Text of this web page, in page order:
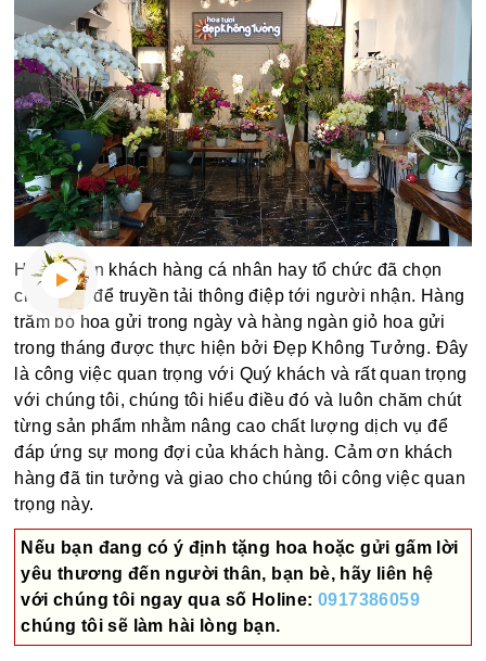
Hàng ngàn khách hàng cá nhân hay tổ chức đã chọn
chúng tôi để truyền tải thông điệp tới người nhận. Hàng
trăm bó hoa gửi trong ngày và hàng ngàn giỏ hoa gửi
trong tháng được thực hiện bởi Đẹp Không Tưởng. Đây
là công việc quan trọng với Quý khách và rất quan trọng
với chúng tôi, chúng tôi hiểu điều đó và luôn chăm chút
từng sản phẩm nhằm nâng cao chất lượng dịch vụ để
đáp ứng sự mong đợi của khách hàng. Cảm ơn khách
hàng đã tin tưởng và giao cho chúng tôi công việc quan
trọng này.
Nếu bạn đang có ý định tặng hoa hoặc gửi gấm lời
yêu thương đến người thân, bạn bè, hãy liên hệ
với chúng tôi ngay qua số Holine:0917386059
chúng tôi sẽ làm hài lòng bạn.